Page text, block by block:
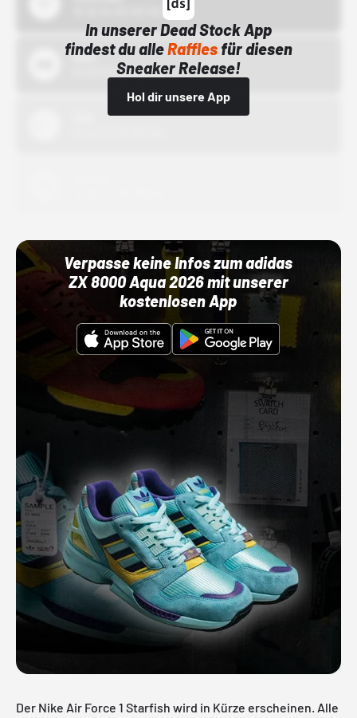
In unserer Dead Stock App
findest du alleRafflesfür diesen
Sneaker Release!
Hol dir unsere App
Bstn
01.10.22 00:00 Uhr
Verpasse keine Infos zum adidas
ZX 8000 Aqua 2026 mit unserer
kostenlosen App
Der Nike Air Force 1 Starfish wird in Kürze erscheinen. Alle